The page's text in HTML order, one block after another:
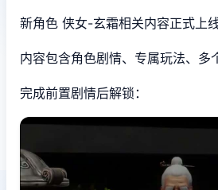
新角色 侠女-玄霜相关内容正式上
内容包含角色剧情、专属玩法、多
完成前置剧情后解锁：